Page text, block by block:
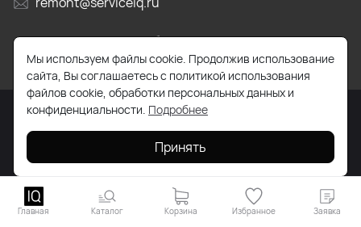
г. Краснодар, ул. Бабушкина, д. 309
2026 © Все права защищены. Работает на ReadyScript
Главная Каталог Корзина Избранное Заявка
Мы используем файлы cookie. Продолжив использование
сайта, Вы соглашаетесь с политикой использования
файлов cookie, обработки персональных данных и
конфиденциальности. Подробнее
Принять